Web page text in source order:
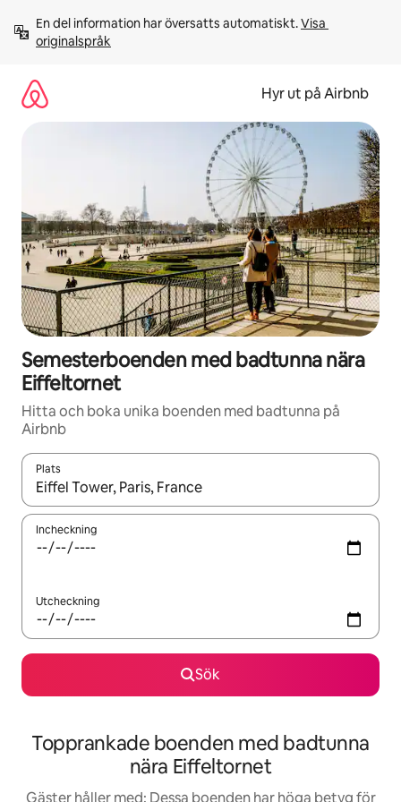
innehåll
En del information har översatts automatiskt. Visa
originalspråk
Hyr ut på Airbnb
Semesterboenden med badtunna nära
Eiffeltornet
Hitta och boka unika boenden med badtunna på
Airbnb
Plats
När resultaten är tillgängliga kan du navigera med upp- och
Incheckning
Utcheckning
Sök
Topprankade boenden med badtunna
nära Eiffeltornet
Gäster håller med: Dessa boenden har höga betyg för